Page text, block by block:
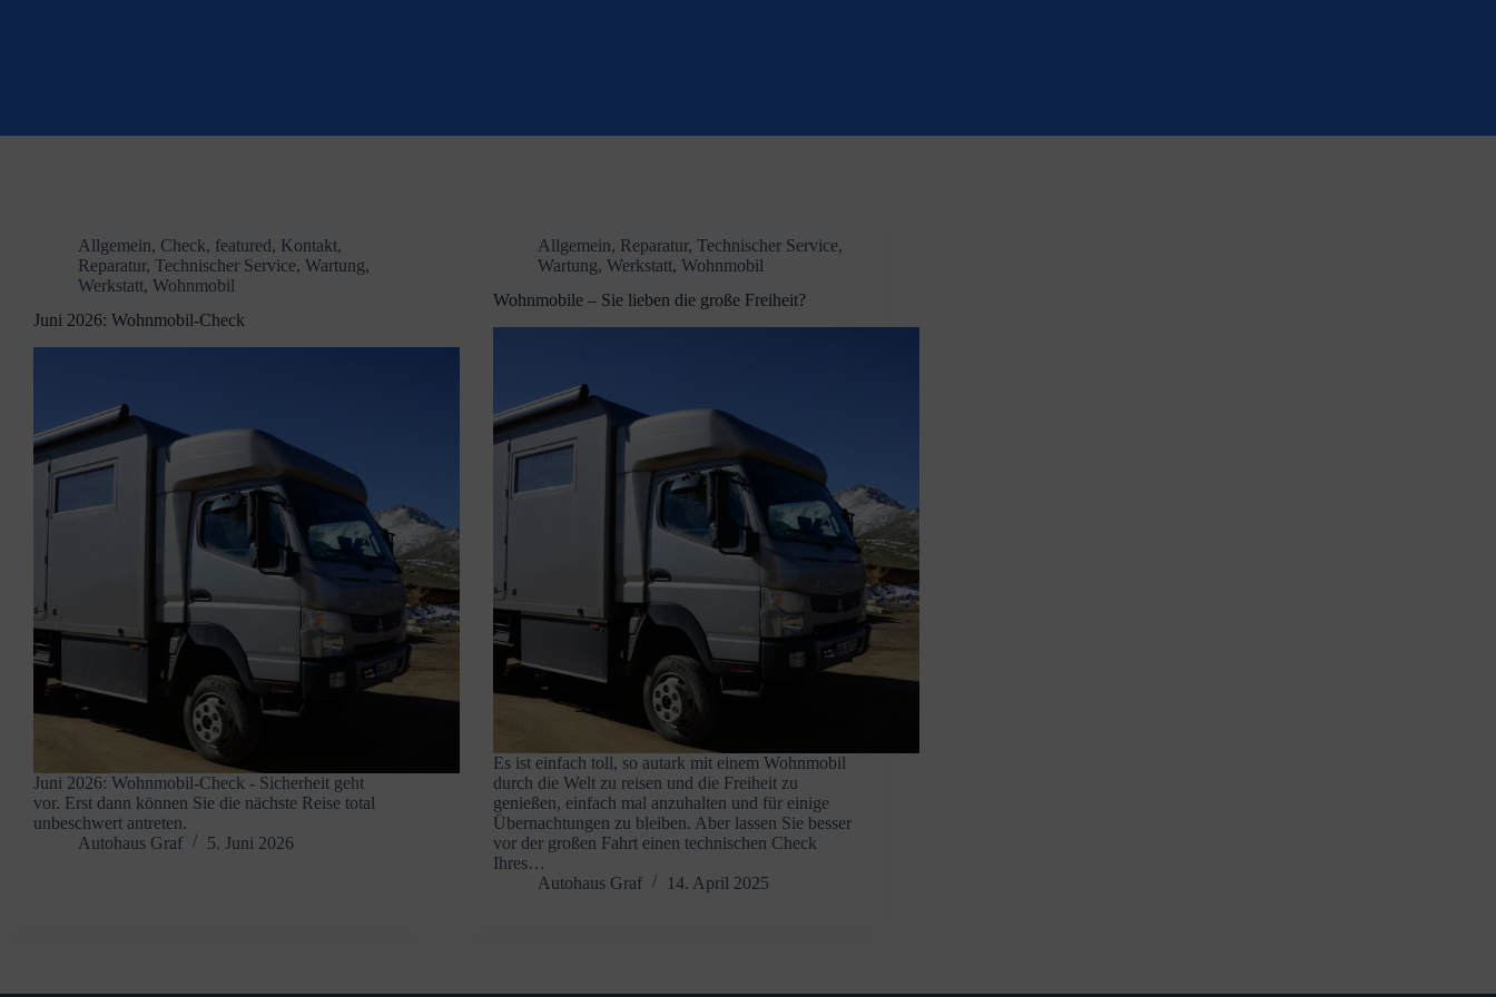
Allgemein, Check, featured, Kontakt,
Reparatur, Technischer Service, Wartung,
Werkstatt, Wohnmobil
Juni 2026: Wohnmobil-Check
Juni 2026: Wohnmobil-Check - Sicherheit geht
vor. Erst dann können Sie die nächste Reise total
unbeschwert antreten.
Autohaus Graf
5. Juni 2026
Allgemein, Reparatur,Technischer Service,
Wartung,Werkstatt,Wohnmobil
Wohnmobile – Sie lieben die große Freiheit?
Es ist einfach toll, so autark mit einem Wohnmobil
durch die Welt zu reisen und die Freiheit zu
genießen, einfach mal anzuhalten und für einige
Übernachtungen zu bleiben. Aber lassen Sie besser
vor der großen Fahrt einen technischen Check
Ihres…
Autohaus Graf
14. April 2025